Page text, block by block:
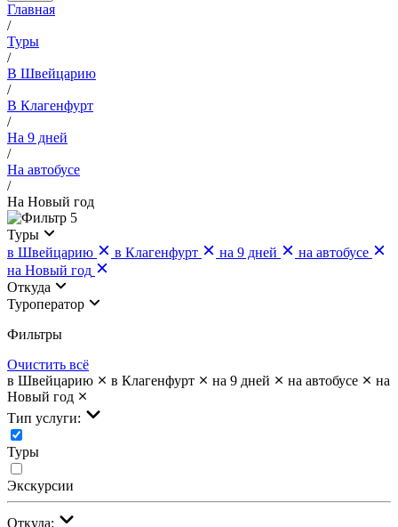
Главная
/
Туры
/
В Швейцарию
/
В Клагенфурт
/
На 9 дней
/
На автобусе
/
На Новый год
5
Туры
в Швейцарию
в Клагенфурт на 9 дней
на автобусе
на Новый год
Откуда
Туроператор
Фильтры
Очистить всё
в Швейцарию
в Клагенфурт на 9 дней на автобусе
на
Новый год
Тип услуги:
Туры
Экскурсии
Откуда: